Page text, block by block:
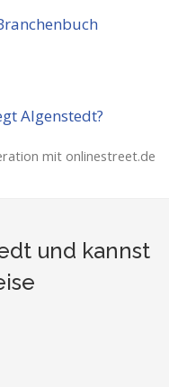
Algenstedt?
mit onlinestreet.de
und kannst